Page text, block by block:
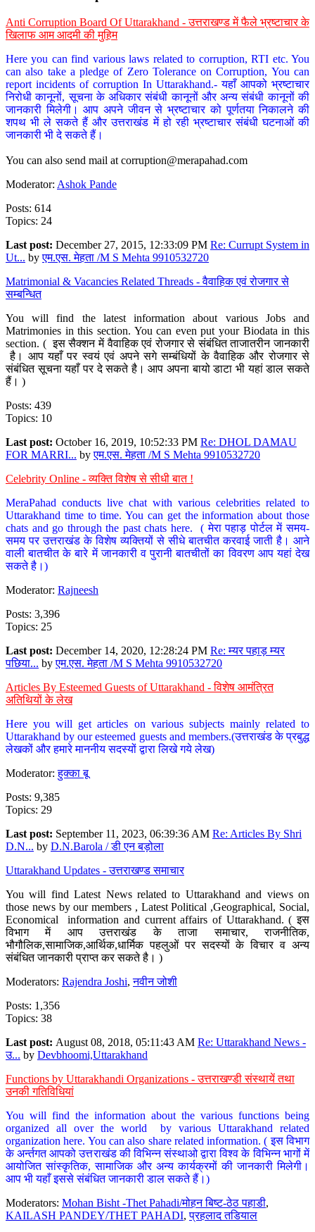
Anti Corruption Board Of Uttarakhand - उत्तराखण्ड में फैले भ्रष्टाचार के
खिलाफ आम आदमी की मुहिम
Here you can find various laws related to corruption, RTI etc. You
can also take a pledge of Zero Tolerance on Corruption, You can
report incidents of corruption In Uttarakhand.- यहाँ आपको भ्रष्टाचार
निरोधी कानूनों, सूचना के अधिकार संबंधी कानूनों और अन्य संबंधी कानूनों की
जानकारी मिलेगी। आप अपने जीवन से भ्रष्टाचार को पूर्णतया निकालने की
शपथ भी ले सकते हैं और उत्तराखंड में हो रही भ्रष्टाचार संबंधी घटनाओं की
जानकारी भी दे सकते हैं।
You can also send mail at corruption@merapahad.com
Moderator: Ashok Pande
Posts: 614
Topics: 24
Last post: December 27, 2015, 12:33:09 PM Re: Currupt System in
Ut... byएम.एस. मेहता /M S Mehta 9910532720
Matrimonial & Vacancies Related Threads - वैवाहिक एवं रोजगार से
सम्बन्धित
You will find the latest information about various Jobs and
Matrimonies in this section. You can even put your Biodata in this
section. ( इस सैक्शन में वैवाहिक एवं रोजगार से संबंधित ताजातरीन जानकारी
है। आप यहाँ पर स्वयं एवं अपने सगे सम्बंधियों के वैवाहिक और रोजगार से
संबंधित सूचना यहाँ पर दे सकते है। आप अपना बायो डाटा भी यहां डाल सकते
हैं। )
Posts: 439
Topics: 10
Last post: October 16, 2019, 10:52:33 PM Re: DHOL DAMAU
FOR MARRI... byएम.एस. मेहता /M S Mehta 9910532720
Celebrity Online - व्यक्ति विशेष से सीधी बात !
MeraPahad conducts live chat with various celebrities related to
Uttarakhand time to time. You can get the information about those
chats and go through the past chats here. ( मेरा पहाड़ पोर्टल में समय-
समय पर उत्तराखंड के विशेष व्यक्तियों से सीधे बातचीत करवाई जाती है। आने
वाली बातचीत के बारे में जानकारी व पुरानी बातचीतों का विवरण आप यहां देख
सकते है।)
Moderator: Rajneesh
Posts: 3,396
Topics: 25
Last post: December 14, 2020, 12:28:24 PM Re: म्यर पहाड़ म्यर
पछिया... byएम.एस. मेहता /M S Mehta 9910532720
Articles By Esteemed Guests of Uttarakhand - विशेष आमंत्रित
अतिथियों के लेख
Here you will get articles on various subjects mainly related to
Uttarakhand by our esteemed guests and members.(उत्तराखंड के प्रबुद्ध
लेखकों और हमारे माननीय सदस्यों द्वारा लिखे गये लेख)
Moderator:हुक्का बू
Posts: 9,385
Topics: 29
Last post: September 11, 2023, 06:39:36 AM Re: Articles By Shri
D.N... by D.N.Barola / डी एन बड़ोला
Uttarakhand Updates - उत्तराखण्ड समाचार
You will find Latest News related to Uttarakhand and views on
those news by our members , Latest Political ,Geographical, Social,
Economical information and current affairs of Uttarakhand. ( इस
विभाग में आप उत्तराखंड के ताजा समाचार, राजनीतिक,
भौगौलिक,सामाजिक,आर्थिक,धार्मिक पहलुओं पर सदस्यों के विचार व अन्य
संबंधित जानकारी प्राप्त कर सकते है। )
Moderators: Rajendra Joshi,नवीन जोशी
Posts: 1,356
Topics: 38
Last post: August 08, 2018, 05:11:43 AM Re: Uttarakhand News -
उ... by Devbhoomi,Uttarakhand
Functions by Uttarakhandi Organizations - उत्तराखण्डी संस्थायें तथा
उनकी गतिविधियां
You will find the information about the various functions being
organized all over the world by various Uttarakhand related
organization here. You can also share related information. ( इस विभाग
के अर्न्तगत आपको उत्तराखंड की विभिन्न संस्थाओ द्वारा विश्व के विभिन्न भागों में
आयोजित सांस्कृतिक, सामाजिक और अन्य कार्यक्रमों की जानकारी मिलेगी।
आप भी यहाँ इससे संबंधित जानकारी डाल सकते हैं।)
Moderators: Mohan Bisht -Thet Pahadi/मोहन बिष्ट-ठेठ पहाडी,
KAILASH PANDEY/THET PAHADI,प्रहलाद तडियाल